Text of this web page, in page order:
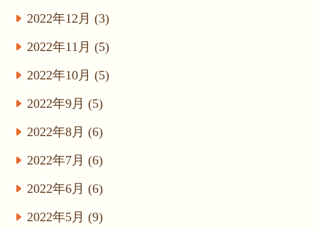
2022年12月 (3)
2022年11月 (5)
2022年10月 (5)
2022年9月 (5)
2022年8月 (6)
2022年7月 (6)
2022年6月 (6)
2022年5月 (9)